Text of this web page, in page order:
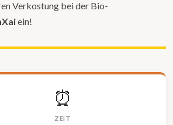
Verkostung bei der Bio-
ein!
⏰
ZEIT